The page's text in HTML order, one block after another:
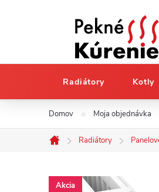
Domov Moja objednávka
Radiátory Kotly
Domov
Radiátory
Akcia